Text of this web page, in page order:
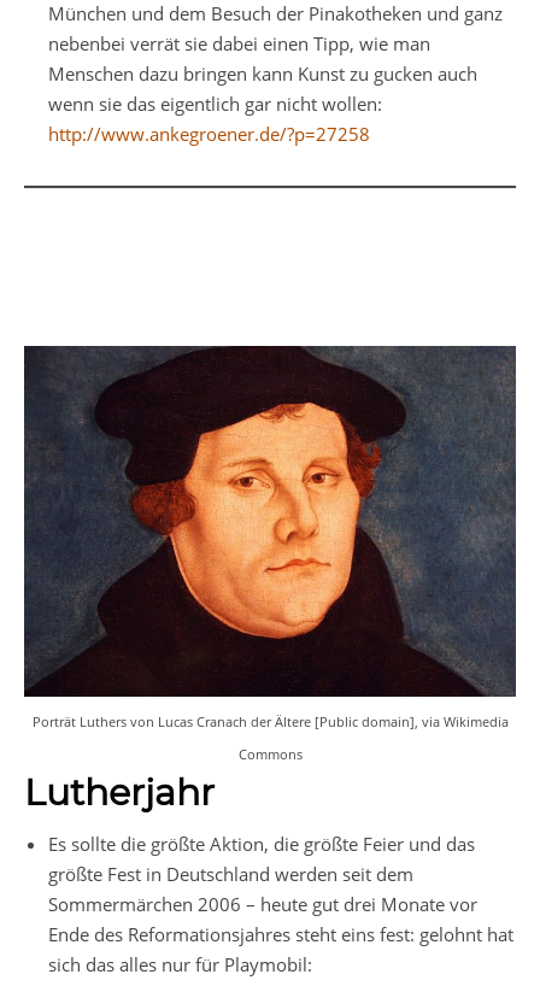
München und dem Besuch der Pinakotheken und ganz
nebenbei verrät sie dabei einen Tipp, wie man
Menschen dazu bringen kann Kunst zu gucken auch
wenn sie das eigentlich gar nicht wollen:
http://www.ankegroener.de/?p=27258
Porträt Luthers von Lucas Cranach der Ältere [Public domain], via Wikimedia
Commons
Lutherjahr
Es sollte die größte Aktion, die größte Feier und das
größte Fest in Deutschland werden seit dem
Sommermärchen 2006 – heute gut drei Monate vor
Ende des Reformationsjahres steht eins fest: gelohnt hat
sich das alles nur für Playmobil: